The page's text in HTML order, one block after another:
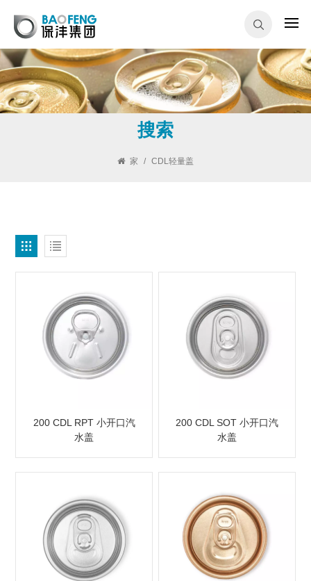
搜索
家 / CDL轻量盖
200 CDL RPT 小开口汽
水盖
200 CDL SOT 小开口汽
水盖